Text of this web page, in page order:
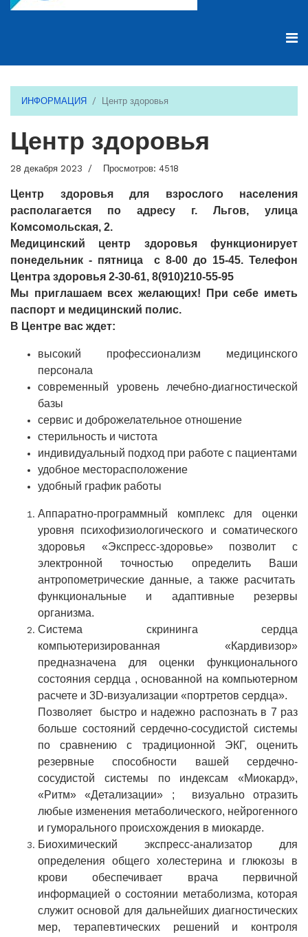
ИНФОРМАЦИЯ Центр здоровья
Центр здоровья
28 декабря 2023 Просмотров: 4518
Центр здоровья для взрослого населения
располагается по адресу г. Льгов, улица
Комсомольская, 2.
Медицинский центр здоровья функционирует
понедельник - пятница с 8-00 до 15-45. Телефон
Центра здоровья 2-30-61, 8(910)210-55-95
Мы приглашаем всех желающих! При себе иметь
паспорт и медицинский полис.
В Центре вас ждет:
высокий профессионализм медицинского
персонала
современный уровень лечебно-диагностической
базы
сервис и доброжелательное отношение
стерильность и чистота
индивидуальный подход при работе с пациентами
удобное месторасположение
удобный график работы
Аппаратно-программный комплекс для оценки
уровня психофизиологического и соматического
здоровья «Экспресс-здоровье» позволит с
электронной точностью определить Ваши
антропометрические данные, а также расчитать
функциональные и адаптивные резервы
организма.
Система скрининга сердца
компьютеризированная «Кардивизор»
предназначена для оценки функционального
состояния сердца , основанной на компьютерном
расчете и 3D-визуализации «портретов сердца».
Позволяет быстро и надежно распознать в 7 раз
больше состояний сердечно-сосудистой системы
по сравнению с традиционной ЭКГ, оценить
резервные способности вашей сердечно-
сосудистой системы по индексам «Миокард»,
«Ритм» «Детализации» ; визуально отразить
любые изменения метаболического, нейрогенного
и гуморального происхождения в миокарде.
Биохимический экспресс-анализатор для
определения общего холестерина и глюкозы в
крови обеспечивает врача первичной
информацией о состоянии метаболизма, которая
служит основой для дальнейших диагностических
мер, терапевтических решений и контроля